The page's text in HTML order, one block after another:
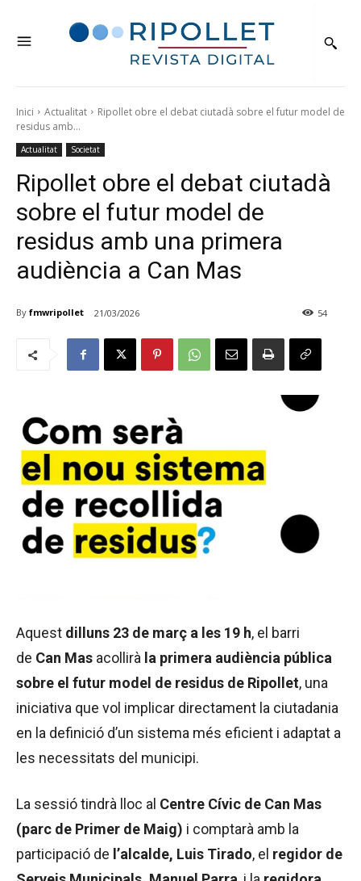
Inici Actualitat
Ripollet obre el debat ciutadà sobre el futur model de
residus amb...
Actualitat Societat
Ripollet obre el debat ciutadà
sobre el futur model de
residus amb una primera
audiència a Can Mas
By fmwripollet 21/03/2026 54
Aquest dilluns 23 de març a les 19 h, el barri
de Can Mas acollirà la primera audiència pública
sobre el futur model de residus de Ripollet, una
iniciativa que vol implicar directament la ciutadania
en la definició d’un sistema més eficient i adaptat a
les necessitats del municipi.
La sessió tindrà lloc al Centre Cívic de Can Mas
(parc de Primer de Maig) i comptarà amb la
participació de l’alcalde, Luis Tirado, el regidor de